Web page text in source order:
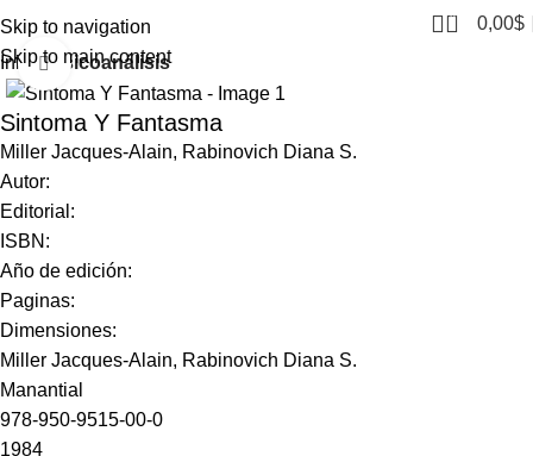
Skip to navigation
Skip to main content
0 0,00$
Inicio Psicoanálisis
Click to enlarge
Sintoma Y Fantasma
Miller Jacques-Alain, Rabinovich Diana S.
Autor:
Editorial:
ISBN:
Año de edición:
Paginas:
Dimensiones:
Miller Jacques-Alain, Rabinovich Diana S.
Manantial
978-950-9515-00-0
1984